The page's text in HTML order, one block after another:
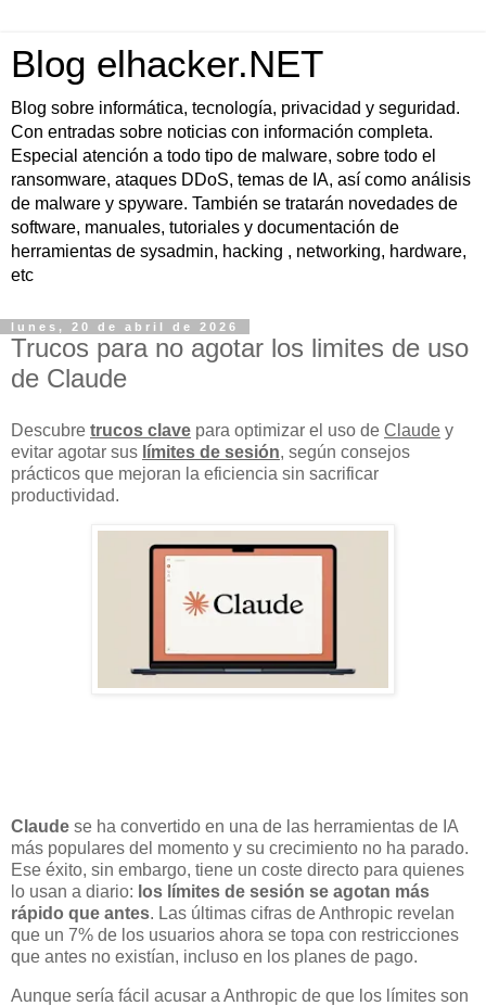
Blog elhacker.NET
Blog sobre informática, tecnología, privacidad y seguridad.
Con entradas sobre noticias con información completa.
Especial atención a todo tipo de malware, sobre todo el
ransomware, ataques DDoS, temas de IA, así como análisis
de malware y spyware. También se tratarán novedades de
software, manuales, tutoriales y documentación de
herramientas de sysadmin, hacking , networking, hardware,
etc
lunes, 20 de abril de 2026
Trucos para no agotar los limites de uso
de Claude
Descubre trucos clave para optimizar el uso de Claude y
evitar agotar sus límites de sesión, según consejos
prácticos que mejoran la eficiencia sin sacrificar
productividad.
Claude se ha convertido en una de las herramientas de IA
más populares del momento y su crecimiento no ha parado.
Ese éxito, sin embargo, tiene un coste directo para quienes
lo usan a diario: los límites de sesión se agotan más
rápido que antes. Las últimas cifras de Anthropic revelan
que un 7% de los usuarios ahora se topa con restricciones
que antes no existían, incluso en los planes de pago.
Aunque sería fácil acusar a Anthropic de que los límites son